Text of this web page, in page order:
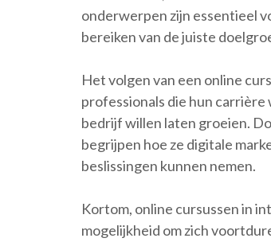
onderwerpen zijn essentieel
bereiken van de juiste
Het volgen van een online
professionals die hun
bedrijf willen laten groeien.
begrijpen hoe ze digitale
beslissingen kunnen nemen.
Kortom, online cursussen in
mogelijkheid om zich